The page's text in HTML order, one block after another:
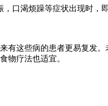
口渴烦躁等症状出现时，
有这些病的患者更易复发
物疗法也适宜。